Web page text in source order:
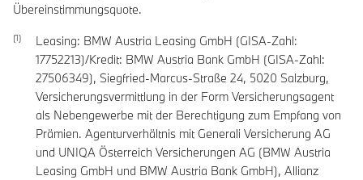
Übereinstimmungsquote.
Leasing: BMW Austria Leasing GmbH (GISA-Zahl:
17752213)/Kredit: BMW Austria Bank GmbH (GISA-Zahl:
27506349), Siegfried-Marcus-Straße 24, 5020 Salzburg,
Versicherungsvermittlung in der Form Versicherungsagent
als Nebengewerbe mit der Berechtigung zum Empfang von
Prämien. Agenturverhältnis mit Generali Versicherung AG
und UNIQA Österreich Versicherungen AG (BMW Austria
Leasing GmbH und BMW Austria Bank GmbH), Allianz